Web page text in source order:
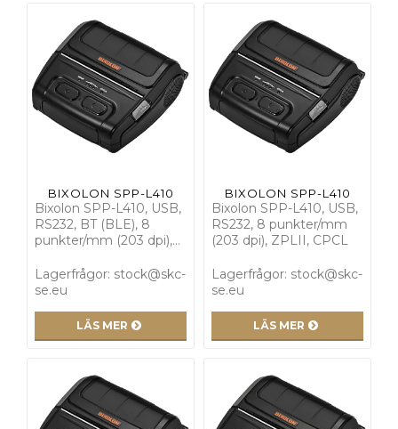
BIXOLON SPP-L410
Bixolon SPP-L410, USB,
RS232, BT (BLE), 8
punkter/mm (203 dpi),…
Lagerfrågor: stock@skc-
se.eu
LÄS MER
BIXOLON SPP-L410
Bixolon SPP-L410, USB,
RS232, 8 punkter/mm
(203 dpi), ZPLII, CPCL
Lagerfrågor: stock@skc-
se.eu
LÄS MER